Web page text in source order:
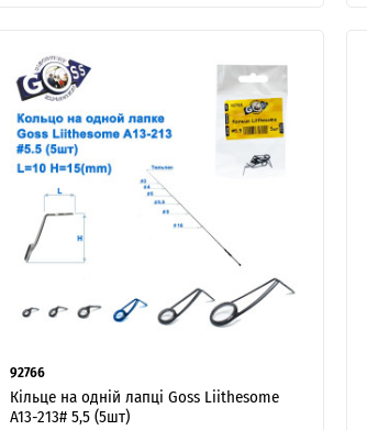
92766
Кільце на одній лапці Goss Liithesome
A13-213# 5,5 (5шт)